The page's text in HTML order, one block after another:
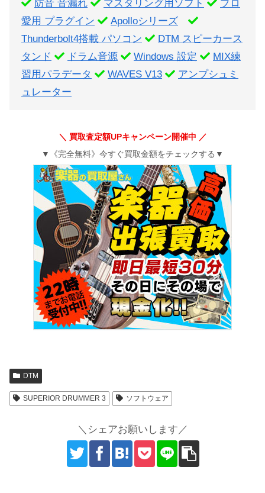
防音 音漏れ マスタリング用ソフト
プロ
愛用 プラグイン
Apolloシリーズ
Thunderbolt4搭載 パソコン
DTM スピーカース
タンド
ドラム音源 Windows 設定
MIX練
習用パラデータ
WAVES V13
アンプシュミ
ュレーター
＼ 買取査定額UPキャンペーン開催中 ／
▼《完全無料》今すぐ買取金額をチェックする▼
DTM
SUPERIOR DRUMMER 3 ソフトウェア
＼シェアお願いします／